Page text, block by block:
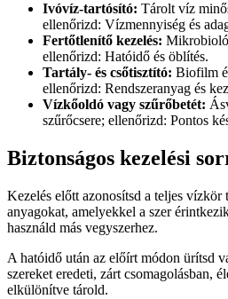
Ivóvíz-tartósító: Tárolt víz
ellenőrizd: Vízmennyiség és
Fertőtlenítő kezelés:
ellenőrizd: Hatóidő és öblítés.
Tartály- és csőtisztító: Biofilm
ellenőrizd: Rendszeranyag és
Vízkőoldó vagy szűrőbetét:
szűrőcsere; ellenőrizd: Pontos
Biztonságos kezelési
Kezelés előtt azonosítsd a teljes vízkör
anyagokat, amelyekkel a szer
használd más vegyszerhez.
A hatóidő után az előírt módon ürítsd
szereket eredeti, zárt csomagolásban,
elkülönítve tárold.